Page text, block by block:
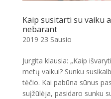
Kaip susitarti su vaiku
nebarant
2019 23 Sausio
Jurgita klausia: „Kaip
metų vaikui? Sunku
tėčio. Kai pabūna sūnus
suįžūlėja, pasidaro sunku